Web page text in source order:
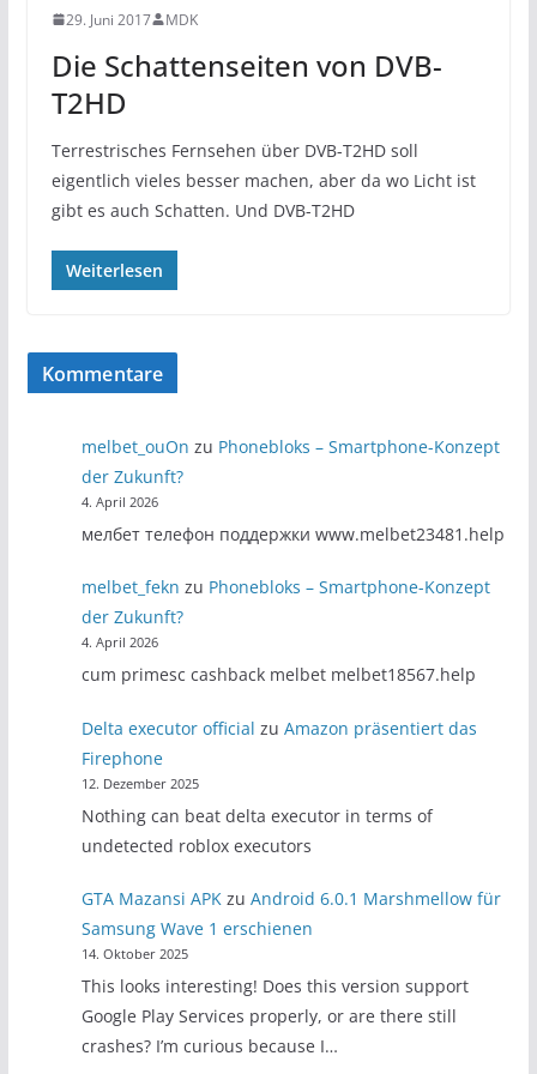
29. Juni 2017 MDK
Die Schattenseiten von DVB-
T2HD
Terrestrisches Fernsehen über DVB-T2HD soll
eigentlich vieles besser machen, aber da wo Licht ist
gibt es auch Schatten. Und DVB-T2HD
Weiterlesen
Kommentare
melbet_ouOn zu Phonebloks – Smartphone-Konzept
der Zukunft?
4. April 2026
мелбет телефон поддержки www.melbet23481.help
melbet_fekn zu Phonebloks – Smartphone-Konzept
der Zukunft?
4. April 2026
cum primesc cashback melbet melbet18567.help
Delta executor official zuAmazon präsentiert das
Firephone
12. Dezember 2025
Nothing can beat delta executor in terms of
undetected roblox executors
GTA Mazansi APK zuAndroid 6.0.1 Marshmellow für
Samsung Wave 1 erschienen
14. Oktober 2025
This looks interesting! Does this version support
Google Play Services properly, or are there still
crashes? I’m curious because I…